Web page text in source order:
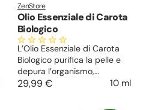
ZenStore
Olio Essenziale di Carota
Biologico
L’Olio Essenziale di Carota
Biologico purifica la pelle e
depura l’organismo,
schiarisce le macchie scure
29,99 € 10 ml